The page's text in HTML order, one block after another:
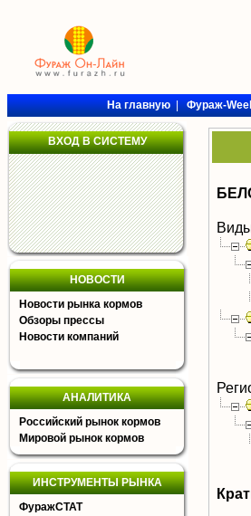
На главную|Фураж-
ВХОД В СИСТЕМУ
НОВОСТИ
Новости рынка кормов
Обзоры прессы
Новости компаний
АНАЛИТИКА
Российский рынок кормов
Мировой рынок кормов
ИНСТРУМЕНТЫ РЫНКА
ФуражСТАТ